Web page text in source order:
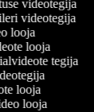
videotegija
videotegija
looja
looja
tegija
looja
looja